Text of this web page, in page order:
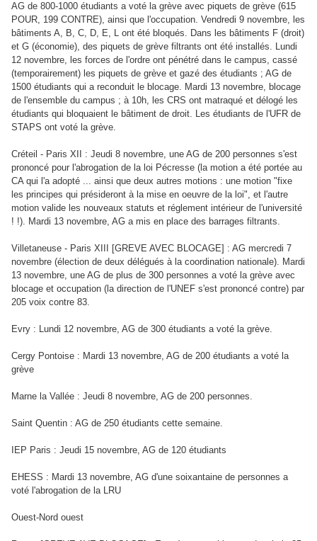
AG de 800-1000 étudiants a voté la grève avec piquets de grève (615
POUR, 199 CONTRE), ainsi que l'occupation. Vendredi 9 novembre, les
bâtiments A, B, C, D, E, L ont été bloqués. Dans les bâtiments F (droit)
et G (économie), des piquets de grève filtrants ont été installés. Lundi
12 novembre, les forces de l'ordre ont pénétré dans le campus, cassé
(temporairement) les piquets de grève et gazé des étudiants ; AG de
1500 étudiants qui a reconduit le blocage. Mardi 13 novembre, blocage
de l'ensemble du campus ; à 10h, les CRS ont matraqué et délogé les
étudiants qui bloquaient le bâtiment de droit. Les étudiants de l'UFR de
STAPS ont voté la grève.
Créteil - Paris XII : Jeudi 8 novembre, une AG de 200 personnes s'est
prononcé pour l'abrogation de la loi Pécresse (la motion a été portée au
CA qui l'a adopté ... ainsi que deux autres motions : une motion "fixe
les principes qui présideront à la mise en oeuvre de la loi", et l'autre
motion valide les nouveaux statuts et réglement intérieur de l'université
! !). Mardi 13 novembre, AG a mis en place des barrages filtrants.
Villetaneuse - Paris XIII [GREVE AVEC BLOCAGE] : AG mercredi 7
novembre (élection de deux délégués à la coordination nationale). Mardi
13 novembre, une AG de plus de 300 personnes a voté la grève avec
blocage et occupation (la direction de l'UNEF s'est prononcé contre) par
205 voix contre 83.
Evry : Lundi 12 novembre, AG de 300 étudiants a voté la grève.
Cergy Pontoise : Mardi 13 novembre, AG de 200 étudiants a voté la
grève
Marne la Vallée : Jeudi 8 novembre, AG de 200 personnes.
Saint Quentin : AG de 250 étudiants cette semaine.
IEP Paris : Jeudi 15 novembre, AG de 120 étudiants
EHESS : Mardi 13 novembre, AG d'une soixantaine de personnes a
voté l'abrogation de la LRU
Ouest-Nord ouest